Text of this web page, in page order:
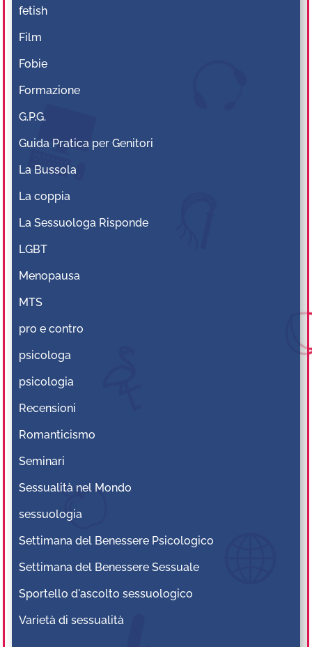
fetish
Film
Fobie
Formazione
G.P.G.
Guida Pratica per Genitori
La Bussola
La coppia
La Sessuologa Risponde
LGBT
Menopausa
MTS
pro e contro
psicologa
psicologia
Recensioni
Romanticismo
Seminari
Sessualità nel Mondo
sessuologia
Settimana del Benessere Psicologico
Settimana del Benessere Sessuale
Sportello d'ascolto sessuologico
Varietà di sessualità